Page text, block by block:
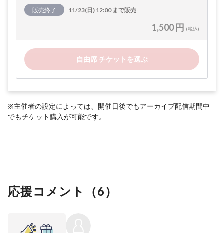
販売終了 11/23(日) 12:00 まで販売
1,500 円 (税込)
自由席 チケットを選ぶ
※主催者の設定によっては、開催日後でもアーカイブ配信期間中
でもチケット購入が可能です。
応援コメント（6）